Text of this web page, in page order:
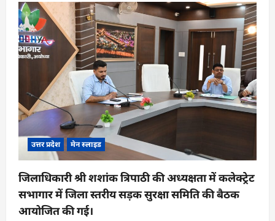
उत्तर प्रदेश मेन स्लाइड
जिलाधिकारी श्री शशांक त्रिपाठी की अध्यक्षता में कलेक्ट्रेट
सभागार में जिला स्तरीय सड़क सुरक्षा समिति की बैठक
आयोजित की गई।